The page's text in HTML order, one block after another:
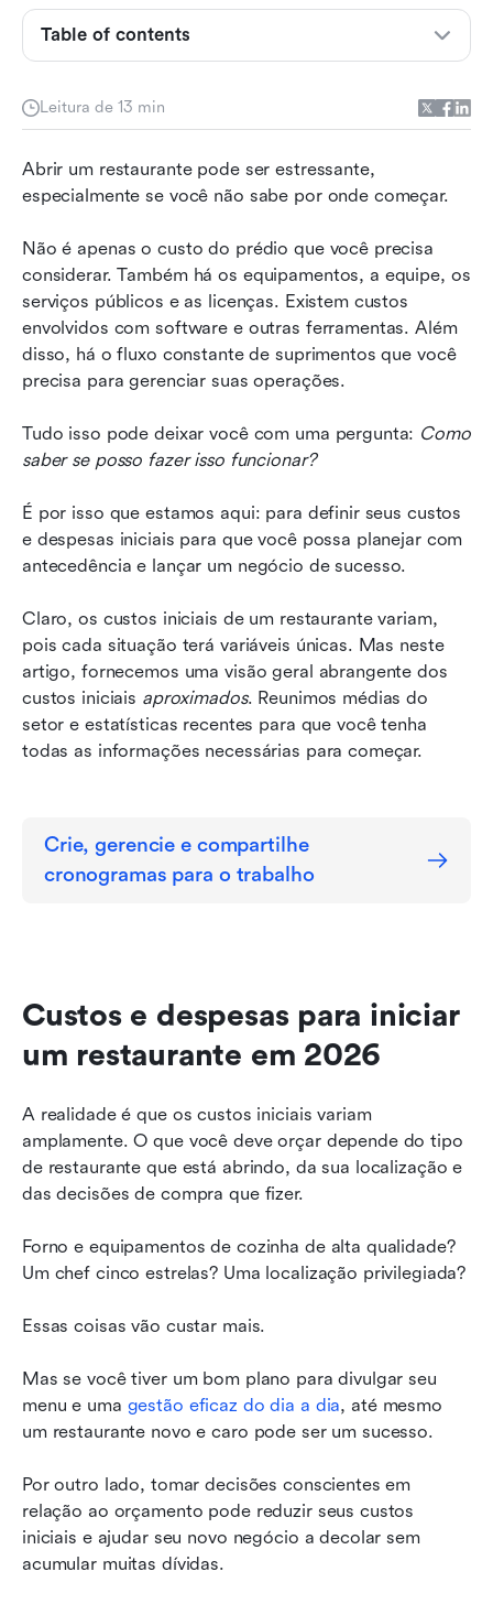
Leitura de 13 min
Abrir um restaurante pode ser estressante,
especialmente se você não sabe por onde começar.
Não é apenas o custo do prédio que você precisa
considerar. Também há os equipamentos, a equipe, os
serviços públicos e as licenças. Existem custos
envolvidos com software e outras ferramentas. Além
disso, há o fluxo constante de suprimentos que você
precisa para gerenciar suas operações.
Tudo isso pode deixar você com uma pergunta: Como
saber se posso fazer isso funcionar?
É por isso que estamos aqui: para definir seus custos
e despesas iniciais para que você possa planejar com
antecedência e lançar um negócio de sucesso.
Claro, os custos iniciais de um restaurante variam,
pois cada situação terá variáveis únicas. Mas neste
artigo, fornecemos uma visão geral abrangente dos
custos iniciais aproximados. Reunimos médias do
setor e estatísticas recentes para que você tenha
todas as informações necessárias para começar.
Crie, gerencie e compartilhe
cronogramas para o trabalho
Custos e despesas para iniciar
um restaurante em 2026
A realidade é que os custos iniciais variam
amplamente. O que você deve orçar depende do tipo
de restaurante que está abrindo, da sua localização e
das decisões de compra que fizer.
Forno e equipamentos de cozinha de alta qualidade?
Um chef cinco estrelas? Uma localização privilegiada?
Essas coisas vão custar mais.
Mas se você tiver um bom plano para divulgar seu
menu e uma gestão eficaz do dia a dia, até mesmo
um restaurante novo e caro pode ser um sucesso.
Por outro lado, tomar decisões conscientes em
relação ao orçamento pode reduzir seus custos
iniciais e ajudar seu novo negócio a decolar sem
acumular muitas dívidas.
Table of contents
Custos e despesas para iniciar um restaurante
Quanto custa para abrir um restaurante?
Comparação entre 5 cidades
Como usar o Lark para suas necessidades
tecnológicas pode reduzir os custos iniciais e as
despesas mensais do seu restaurante
Perguntas frequentes comuns sobre os custos
iniciais de restaurantes